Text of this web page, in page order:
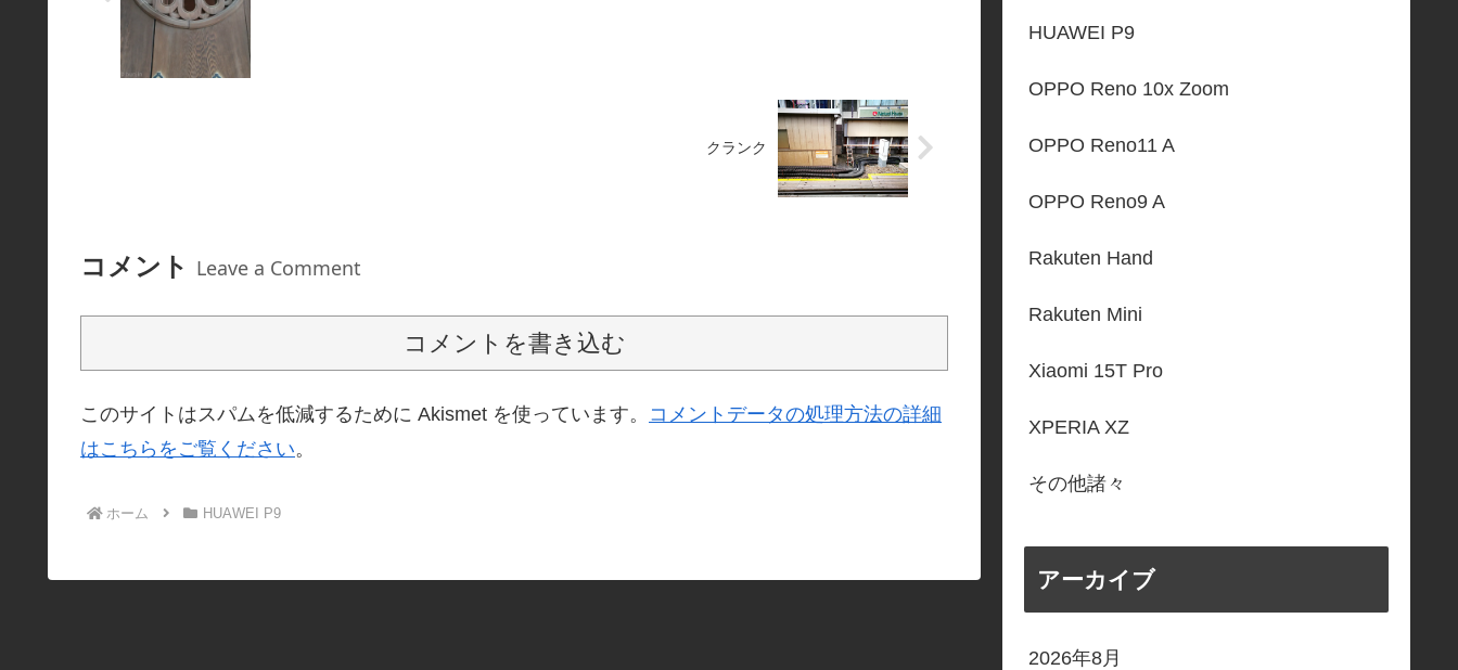
クランク
コメント Leave a Comment
コメントを書き込む
このサイトはスパムを低減するために Akismet を使っています。 コメントデータの処理方法の詳細
はこちらをご覧ください。
ホーム HUAWEI P9
HUAWEI P9
OPPO Reno 10x Zoom
OPPO Reno11 A
OPPO Reno9 A
Rakuten Hand
Rakuten Mini
Xiaomi 15T Pro
XPERIA XZ
その他諸々
アーカイブ
2026年8月